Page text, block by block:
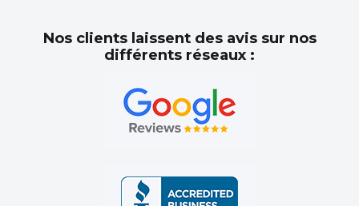
Nos clients laissent des avis sur nos
différents réseaux :